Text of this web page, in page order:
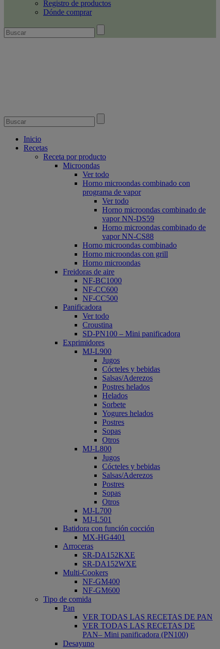
Registro de productos
Dónde comprar
Inicio
Recetas
Receta por producto
Microondas
Ver todo
Horno microondas combinado con
programa de vapor
Ver todo
Horno microondas combinado de
vapor NN-DS59
Horno microondas combinado de
vapor NN-CS88
Horno microondas combinado
Horno microondas con grill
Horno microondas
Freidoras de aire
NF-BC1000
NF-CC600
NF-CC500
Panificadora
Ver todo
Croustina
SD-PN100 – Mini panificadora
Exprimidores
MJ-L900
Jugos
Cócteles y bebidas
Salsas/Aderezos
Postres helados
Helados
Sorbete
Yogures helados
Postres
Sopas
Otros
MJ-L800
Jugos
Cócteles y bebidas
Salsas/Aderezos
Postres
Sopas
Otros
MJ-L700
MJ-L501
Batidora con función cocción
MX-HG4401
Arroceras
SR-DA152KXE
SR-DA152WXE
Multi-Cookers
NF-GM400
NF-GM600
Tipo de comida
Pan
VER TODAS LAS RECETAS DE PAN
VER TODAS LAS RECETAS DE
PAN– Mini panificadora (PN100)
Desayuno